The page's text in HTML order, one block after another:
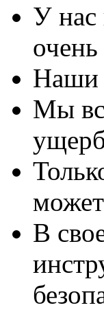
У нас
Наши
Мы
В